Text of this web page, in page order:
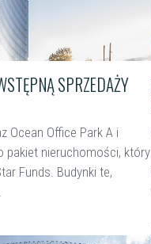
SPRZEDAŻY
Ocean Office Park A i
pakiet nieruchomości, który
Funds. Budynki te,